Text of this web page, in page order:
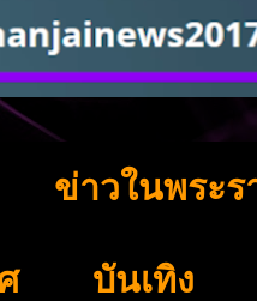
ข่าวในพระ
บันเทิง